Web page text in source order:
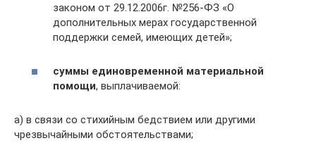
законом от 29.12.2006г. №256-ФЗ «О
дополнительных мерах государственной
поддержки семей, имеющих детей»;
суммы единовременной материальной
помощи, выплачиваемой:
а) в связи со стихийным бедствием или другими
чрезвычайными обстоятельствами;